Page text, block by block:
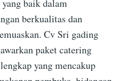
baik dalam
berkualitas dan
Cv Sri gading
paket catering
yang mencakup